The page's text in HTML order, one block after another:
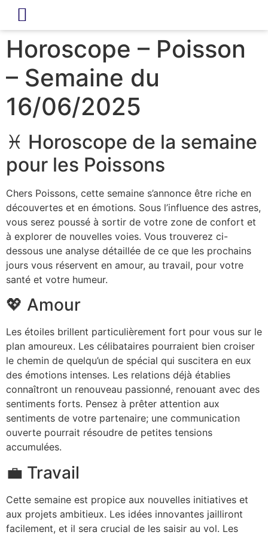
Horoscope – Poisson
– Semaine du
16/06/2025
♓ Horoscope de la semaine
pour les Poissons
Chers Poissons, cette semaine s’annonce être riche en
découvertes et en émotions. Sous l’influence des astres,
vous serez poussé à sortir de votre zone de confort et
à explorer de nouvelles voies. Vous trouverez ci-
dessous une analyse détaillée de ce que les prochains
jours vous réservent en amour, au travail, pour votre
santé et votre humeur.
💖 Amour
Les étoiles brillent particulièrement fort pour vous sur le
plan amoureux. Les célibataires pourraient bien croiser
le chemin de quelqu’un de spécial qui suscitera en eux
des émotions intenses. Les relations déjà établies
connaîtront un renouveau passionné, renouant avec des
sentiments forts. Pensez à prêter attention aux
sentiments de votre partenaire; une communication
ouverte pourrait résoudre de petites tensions
accumulées.
💼 Travail
Cette semaine est propice aux nouvelles initiatives et
aux projets ambitieux. Les idées innovantes jailliront
facilement, et il sera crucial de les saisir au vol. Les